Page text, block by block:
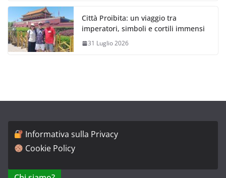
Città Proibita: un viaggio tra
imperatori, simboli e cortili immensi
31 Luglio 2026
Informativa sulla Privacy
Cookie Policy